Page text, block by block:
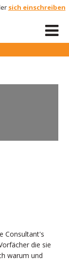
sich einschreiben
Consultant's
die sie
warum und